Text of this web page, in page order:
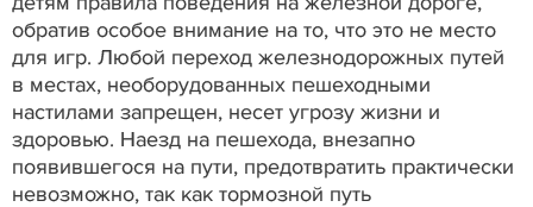
обратив особое внимание на то, что это не место
для игр. Любой переход железнодорожных путей
в местах, необорудованных пешеходными
настилами запрещен, несет угрозу жизни и
здоровью. Наезд на пешехода, внезапно
появившегося на пути, предотвратить практически
невозможно, так как тормозной путь